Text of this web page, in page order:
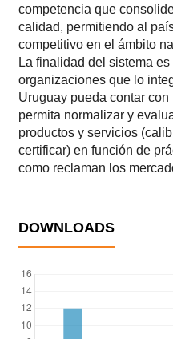
competencia que
calidad, permitiendo al
competitivo en el ámbito
La finalidad del sistema
organizaciones que lo
Uruguay pueda contar
permita normalizar y
productos y servicios
certificar) en función de
como reclaman los
DOWNLOADS